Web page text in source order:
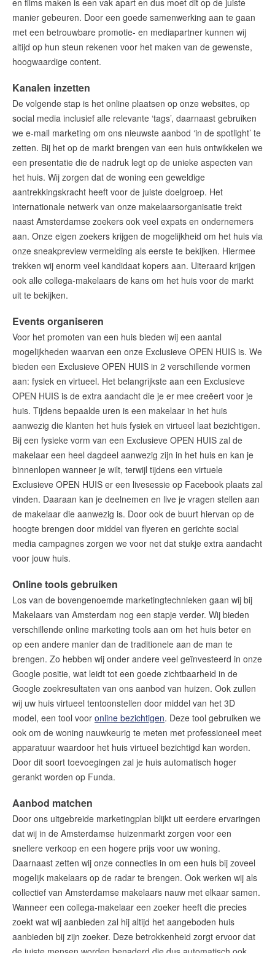
en films maken is een vak apart en dus moet dit op de juiste
manier gebeuren. Door een goede samenwerking aan te gaan
met een betrouwbare promotie- en mediapartner kunnen wij
altijd op hun steun rekenen voor het maken van de gewenste,
hoogwaardige content.
Kanalen inzetten
De volgende stap is het online plaatsen op onze websites, op
social media inclusief alle relevante ‘tags’, daarnaast gebruiken
we e-mail marketing om ons nieuwste aanbod ‘in de spotlight’ te
zetten. Bij het op de markt brengen van een huis ontwikkelen we
een presentatie die de nadruk legt op de unieke aspecten van
het huis. Wij zorgen dat de woning een geweldige
aantrekkingskracht heeft voor de juiste doelgroep. Het
internationale netwerk van onze makelaarsorganisatie trekt
naast Amsterdamse zoekers ook veel expats en ondernemers
aan. Onze eigen zoekers krijgen de mogelijkheid om het huis via
onze sneakpreview vermelding als eerste te bekijken. Hiermee
trekken wij enorm veel kandidaat kopers aan. Uiteraard krijgen
ook alle collega-makelaars de kans om het huis voor de markt
uit te bekijken.
Events organiseren
Voor het promoten van een huis bieden wij een aantal
mogelijkheden waarvan een onze Exclusieve OPEN HUIS is. We
bieden een Exclusieve OPEN HUIS in 2 verschillende vormen
aan: fysiek en virtueel. Het belangrijkste aan een Exclusieve
OPEN HUIS is de extra aandacht die je er mee creëert voor je
huis. Tijdens bepaalde uren is een makelaar in het huis
aanwezig die klanten het huis fysiek en virtueel laat bezichtigen.
Bij een fysieke vorm van een Exclusieve OPEN HUIS zal de
makelaar een heel dagdeel aanwezig zijn in het huis en kan je
binnenlopen wanneer je wilt, terwijl tijdens een virtuele
Exclusieve OPEN HUIS er een livesessie op Facebook plaats zal
vinden. Daaraan kan je deelnemen en live je vragen stellen aan
de makelaar die aanwezig is. Door ook de buurt hiervan op de
hoogte brengen door middel van flyeren en gerichte social
media campagnes zorgen we voor net dat stukje extra aandacht
voor jouw huis.
Online tools gebruiken
Los van de bovengenoemde marketingtechnieken gaan wij bij
Makelaars van Amsterdam nog een stapje verder. Wij bieden
verschillende online marketing tools aan om het huis beter en
op een andere manier dan de traditionele aan de man te
brengen. Zo hebben wij onder andere veel geïnvesteerd in onze
Google positie, wat leidt tot een goede zichtbaarheid in de
Google zoekresultaten van ons aanbod van huizen. Ook zullen
wij uw huis virtueel tentoonstellen door middel van het 3D
model, een tool voor online bezichtigen. Deze tool gebruiken we
ook om de woning nauwkeurig te meten met professioneel meet
apparatuur waardoor het huis virtueel bezichtigd kan worden.
Door dit soort toevoegingen zal je huis automatisch hoger
gerankt worden op Funda.
Aanbod matchen
Door ons uitgebreide marketingplan blijkt uit eerdere ervaringen
dat wij in de Amsterdamse huizenmarkt zorgen voor een
snellere verkoop en een hogere prijs voor uw woning.
Daarnaast zetten wij onze connecties in om een huis bij zoveel
mogelijk makelaars op de radar te brengen. Ook werken wij als
collectief van Amsterdamse makelaars nauw met elkaar samen.
Wanneer een collega-makelaar een zoeker heeft die precies
zoekt wat wij aanbieden zal hij altijd het aangeboden huis
aanbieden bij zijn zoeker. Deze betrokkenheid zorgt ervoor dat